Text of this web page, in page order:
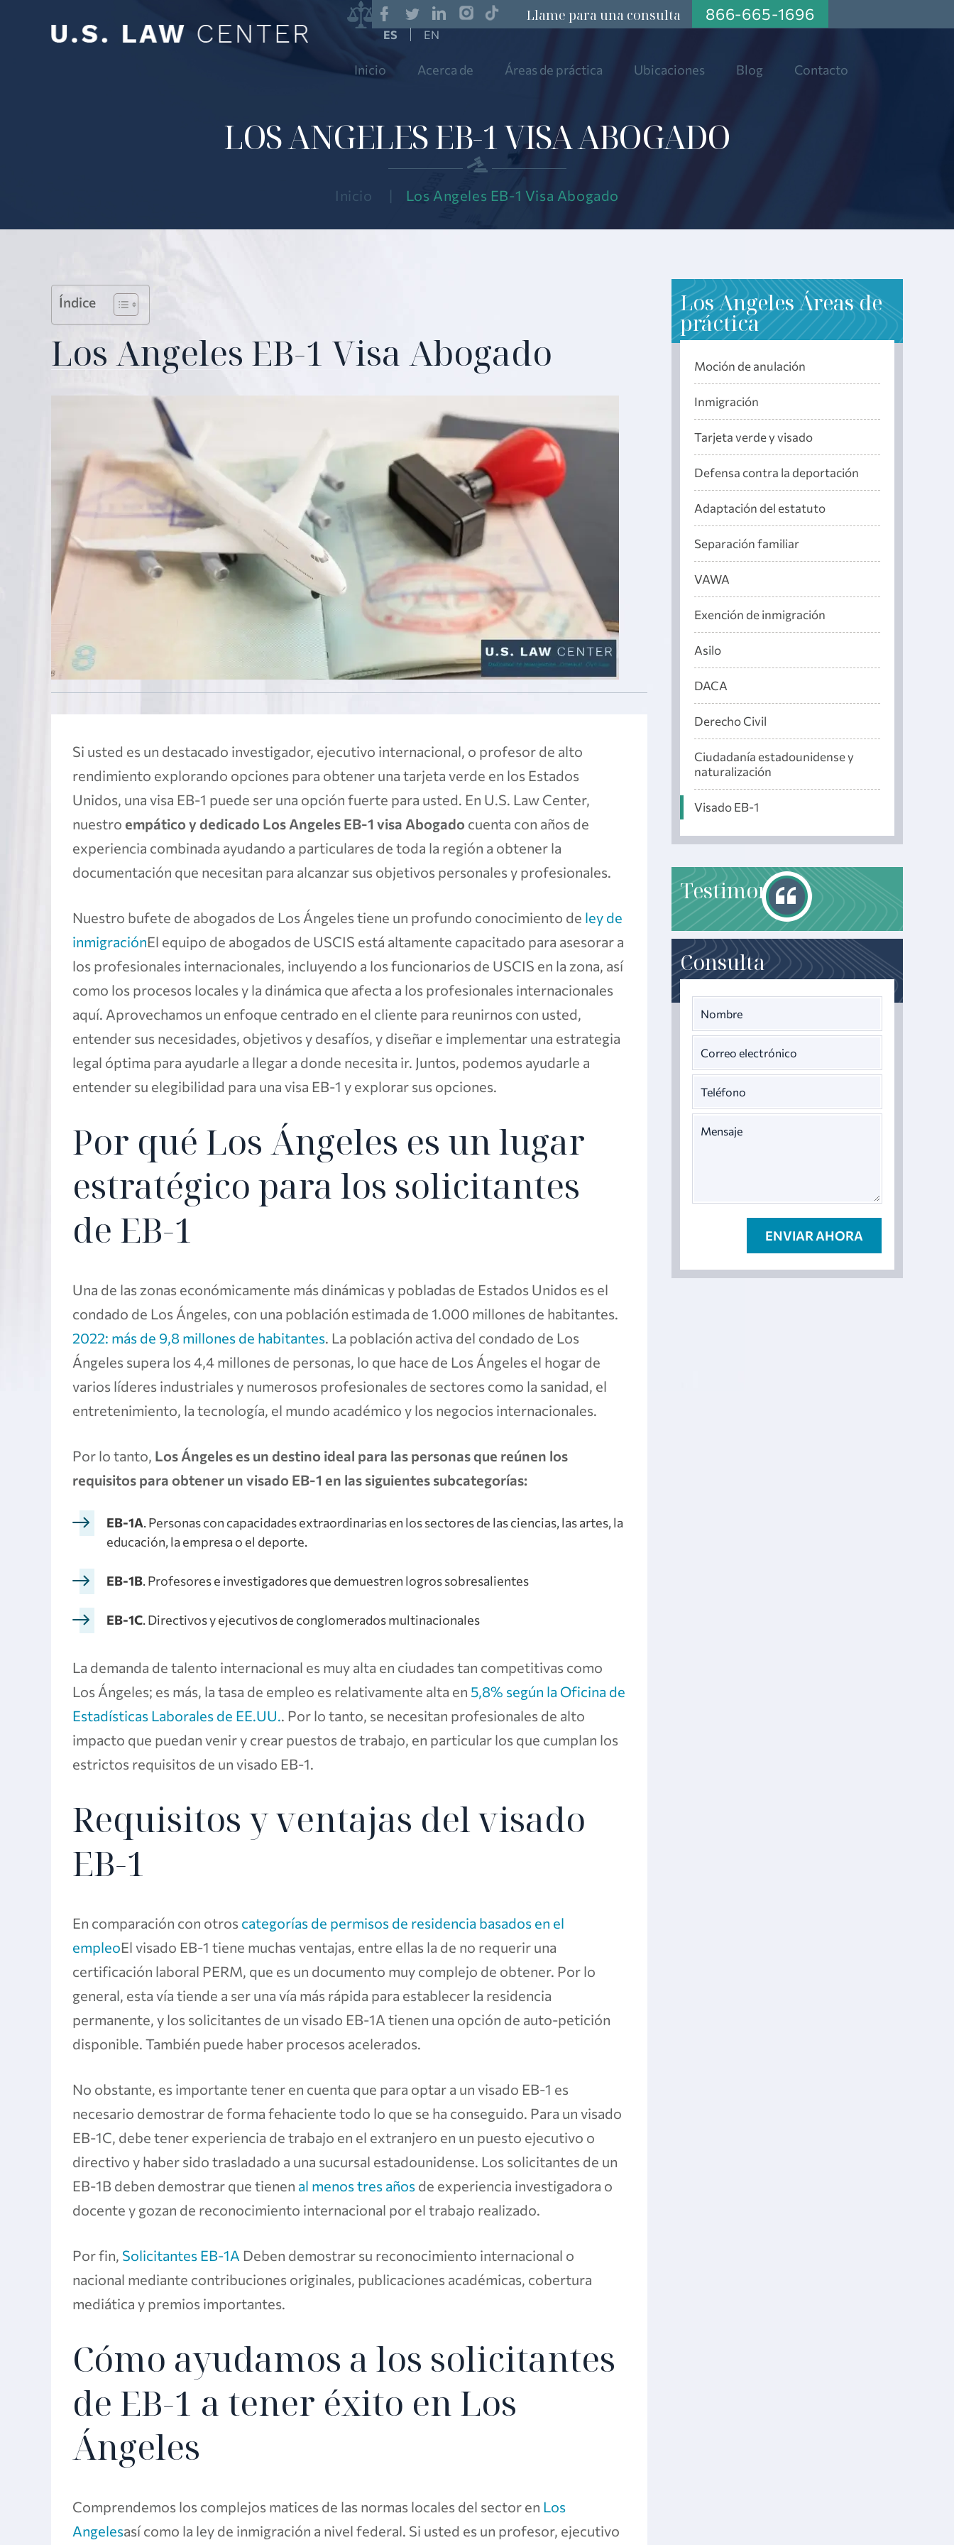
Llame para una consulta 866-665-1696
EN
Inicio Acerca de Áreas de práctica Ubicaciones Blog Contacto
LOS ANGELES EB-1 VISA ABOGADO
Inicio | Los Angeles EB-1 Visa Abogado
Índice
Los Angeles EB-1 Visa Abogado
Si usted es un destacado investigador, ejecutivo internacional, o profesor de alto
rendimiento explorando opciones para obtener una tarjeta verde en los Estados
Unidos, una visa EB-1 puede ser una opción fuerte para usted. En U.S. Law Center,
nuestro empático y dedicado Los Angeles EB-1 visa Abogado cuenta con años de
experiencia combinada ayudando a particulares de toda la región a obtener la
documentación que necesitan para alcanzar sus objetivos personales y profesionales.
Nuestro bufete de abogados de Los Ángeles tiene un profundo conocimiento de ley de
inmigraciónEl equipo de abogados de USCIS está altamente capacitado para asesorar a
los profesionales internacionales, incluyendo a los funcionarios de USCIS en la zona, así
como los procesos locales y la dinámica que afecta a los profesionales internacionales
aquí. Aprovechamos un enfoque centrado en el cliente para reunirnos con usted,
entender sus necesidades, objetivos y desafíos, y diseñar e implementar una estrategia
legal óptima para ayudarle a llegar a donde necesita ir. Juntos, podemos ayudarle a
entender su elegibilidad para una visa EB-1 y explorar sus opciones.
Por qué Los Ángeles es un lugar
estratégico para los solicitantes
de EB-1
Una de las zonas económicamente más dinámicas y pobladas de Estados Unidos es el
condado de Los Ángeles, con una población estimada de 1.000 millones de habitantes.
2022: más de 9,8 millones de habitantes. La población activa del condado de Los
Ángeles supera los 4,4 millones de personas, lo que hace de Los Ángeles el hogar de
varios líderes industriales y numerosos profesionales de sectores como la sanidad, el
entretenimiento, la tecnología, el mundo académico y los negocios internacionales.
Por lo tanto, Los Ángeles es un destino ideal para las personas que reúnen los
requisitos para obtener un visado EB-1 en las siguientes subcategorías:
EB-1A. Personas con capacidades extraordinarias en los sectores de las ciencias, las artes, la
educación, la empresa o el deporte.
EB-1B. Profesores e investigadores que demuestren logros sobresalientes
EB-1C. Directivos y ejecutivos de conglomerados multinacionales
La demanda de talento internacional es muy alta en ciudades tan competitivas como
Los Ángeles; es más, la tasa de empleo es relativamente alta en 5,8% según la Oficina de
Estadísticas Laborales de EE.UU.. Por lo tanto, se necesitan profesionales de alto
impacto que puedan venir y crear puestos de trabajo, en particular los que cumplan los
estrictos requisitos de un visado EB-1.
Requisitos y ventajas del visado
EB-1
En comparación con otros categorías de permisos de residencia basados en el
empleoEl visado EB-1 tiene muchas ventajas, entre ellas la de no requerir una
certificación laboral PERM, que es un documento muy complejo de obtener. Por lo
general, esta vía tiende a ser una vía más rápida para establecer la residencia
permanente, y los solicitantes de un visado EB-1A tienen una opción de auto-petición
disponible. También puede haber procesos acelerados.
No obstante, es importante tener en cuenta que para optar a un visado EB-1 es
necesario demostrar de forma fehaciente todo lo que se ha conseguido. Para un visado
EB-1C, debe tener experiencia de trabajo en el extranjero en un puesto ejecutivo o
directivo y haber sido trasladado a una sucursal estadounidense. Los solicitantes de un
EB-1B deben demostrar que tienen al menos tres años de experiencia investigadora o
docente y gozan de reconocimiento internacional por el trabajo realizado.
Por fin, Solicitantes EB-1A Deben demostrar su reconocimiento internacional o
nacional mediante contribuciones originales, publicaciones académicas, cobertura
mediática y premios importantes.
Cómo ayudamos a los solicitantes
de EB-1 a tener éxito en Los
Ángeles
Comprendemos los complejos matices de las normas locales del sector en Los
Angelesasí como la ley de inmigración a nivel federal. Si usted es un profesor, ejecutivo
Los Angeles Áreas de
práctica
Moción de anulación
Inmigración
Tarjeta verde y visado
Defensa contra la deportación
Adaptación del estatuto
Separación familiar
VAWA
Exención de inmigración
Asilo
DACA
Derecho Civil
Ciudadanía estadounidense y
naturalización
Visado EB-1
Testimonials
Consulta